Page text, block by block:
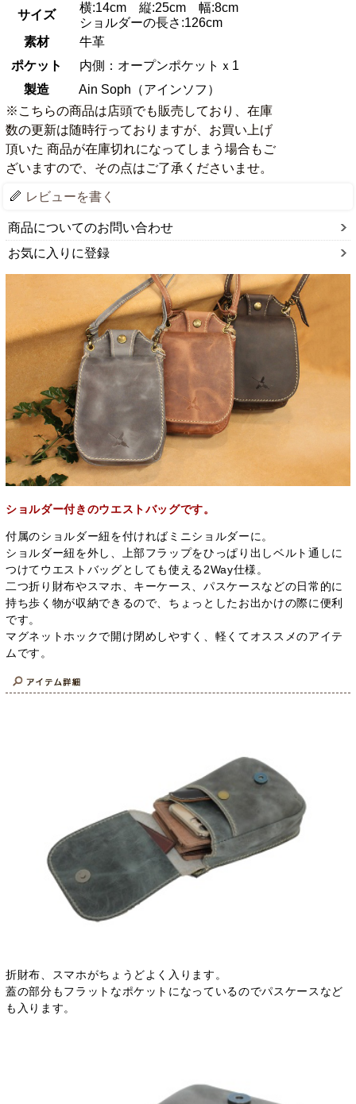
サイズ
横:14cm 縦:25cm 幅:8cm
ショルダーの長さ:126cm
素材
牛革
ポケット
内側：オープンポケットｘ1
製造
Ain Soph（アインソフ）
※こちらの商品は店頭でも販売しており、在庫
数の更新は随時行っておりますが、お買い上げ
頂いた 商品が在庫切れになってしまう場合もご
ざいますので、その点はご了承くださいませ。
レビューを書く
商品についてのお問い合わせ
お気に入りに登録
ショルダー付きのウエストバッグです。
付属のショルダー紐を付ければミニショルダーに。
ショルダー紐を外し、上部フラップをひっぱり出しベルト通しに
つけてウエストバッグとしても使える2Way仕様。
二つ折り財布やスマホ、キーケース、パスケースなどの日常的に
持ち歩く物が収納できるので、ちょっとしたお出かけの際に便利
です。
マグネットホックで開け閉めしやすく、軽くてオススメのアイテ
ムです。
折財布、スマホがちょうどよく入ります。
蓋の部分もフラットなポケットになっているのでパスケースなど
も入ります。